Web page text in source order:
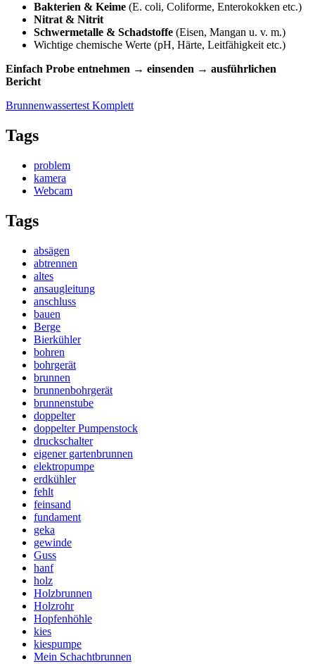
Bakterien & Keime (E. coli, Coliforme, Enterokokken etc.)
Nitrat & Nitrit
Schwermetalle & Schadstoffe (Eisen, Mangan u. v. m.)
Wichtige chemische Werte (pH, Härte, Leitfähigkeit etc.)
Einfach Probe entnehmen → einsenden → ausführlichen
Bericht
Brunnenwassertest Komplett
Tags
problem
kamera
Webcam
Tags
absägen
abtrennen
altes
ansaugleitung
anschluss
bauen
Berge
Bierkühler
bohren
bohrgerät
brunnen
brunnenbohrgerät
brunnenstube
doppelter
doppelter Pumpenstock
druckschalter
eigener gartenbrunnen
elektropumpe
erdkühler
fehlt
feinsand
fundament
geka
gewinde
Guss
hanf
holz
Holzbrunnen
Holzrohr
Hopfenhöhle
kies
kiespumpe
Mein Schachtbrunnen